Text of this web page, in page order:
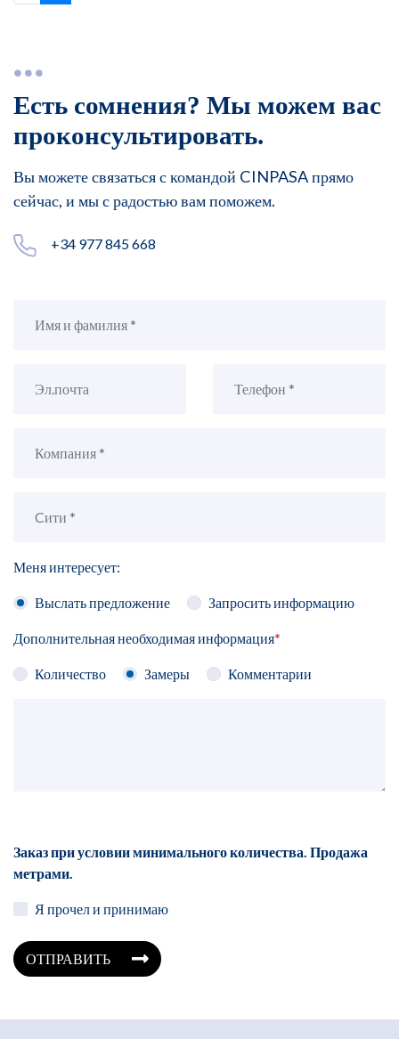
Есть сомнения? Мы можем вас
проконсультировать.
Вы можете связаться с командой CINPASA прямо
сейчас, и мы с радостью вам поможем.
+34 977 845 668
Меня интересует:
Выслать предложение Запросить информацию
Дополнительная необходимая информация*
Количество Замеры Комментарии
Заказ при условии минимального количества. Продажа
метрами.
Я прочел и принимаю
ОТПРАВИТЬ